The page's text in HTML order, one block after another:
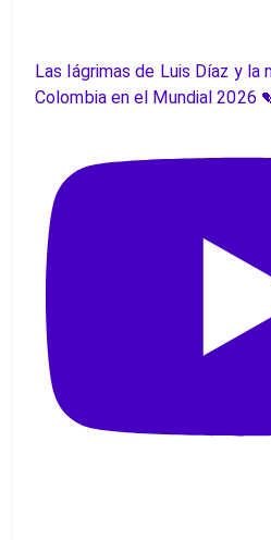
Las lágrimas de Luis Díaz y la
Colombia en el Mundial